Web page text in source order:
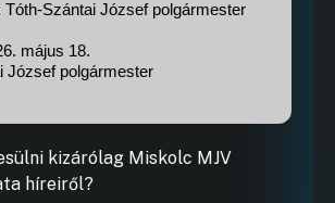
Tóth-Szántai József polgármester
május 18.
József polgármester
kizárólag Miskolc MJV
híreiről?